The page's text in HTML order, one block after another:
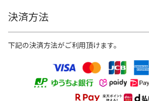
決済方法
下記の決済方法がご利用頂けます。